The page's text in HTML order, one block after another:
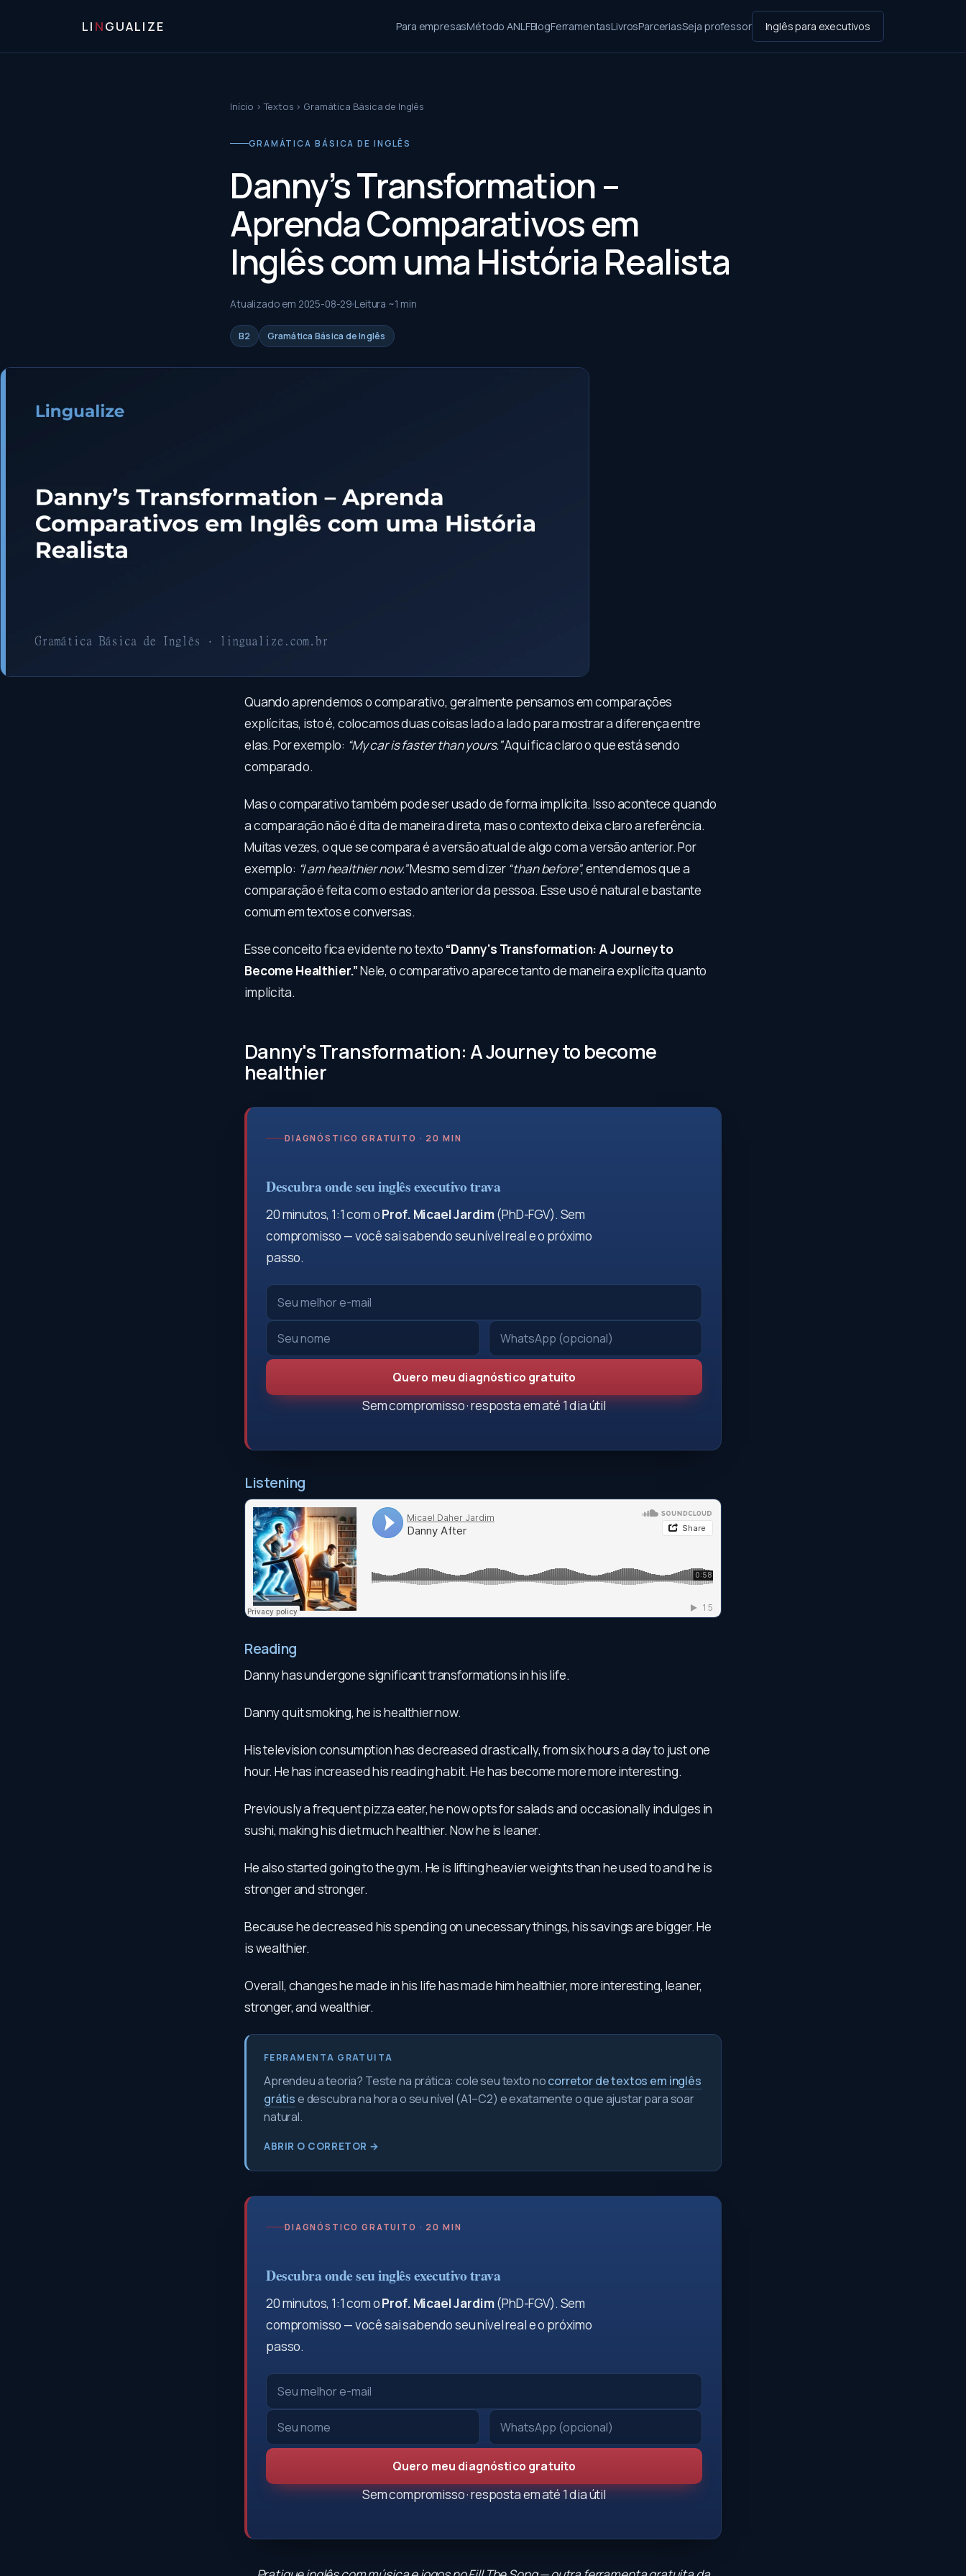
LI NGUALIZE Para empresasMétodo ANLFBlogFerramentasLivrosParceriasSeja professor Inglês para executivos
Início ›Textos › Gramática Básica de Inglês
GRAMÁTICA BÁSICA DE INGLÊS
Danny’s Transformation –
Aprenda Comparativos em
Inglês com uma História Realista
Atualizado em 2025-08-29 Leitura ~1 min
B2 Gramática Básica de Inglês
Quando aprendemos o comparativo, geralmente pensamos em comparações
explícitas, isto é, colocamos duas coisas lado a lado para mostrar a diferença entre
elas. Por exemplo: “My car is faster than yours.”Aqui fica claro o que está sendo
comparado.
Mas o comparativo também pode ser usado de forma implícita. Isso acontece quando
a comparação não é dita de maneira direta, mas o contexto deixa claro a referência.
Muitas vezes, o que se compara é a versão atual de algo com a versão anterior. Por
exemplo: “I am healthier now.”Mesmo sem dizer “than before”, entendemos que a
comparação é feita com o estado anterior da pessoa. Esse uso é natural e bastante
comum em textos e conversas.
Esse conceito fica evidente no texto “Danny's Transformation: A Journey to
Become Healthier.”Nele, o comparativo aparece tanto de maneira explícita quanto
implícita.
Danny's Transformation: A Journey to become
healthier
DIAGNÓSTICO GRATUITO · 20 MIN
Descubra onde seu inglês executivo trava
20 minutos, 1:1 com oProf. Micael Jardim(PhD-FGV). Sem
compromisso — você sai sabendo seu nível real e o próximo
passo.
Quero meu diagnóstico gratuito
Sem compromisso · resposta em até 1 dia útil
Listening
Reading
Danny has undergone significant transformations in his life.
Danny quit smoking, he is healthier now.
His television consumption has decreased drastically, from six hours a day to just one
hour. He has increased his reading habit. He has become more more interesting.
Previously a frequent pizza eater, he now opts for salads and occasionally indulges in
sushi, making his diet much healthier. Now he is leaner.
He also started going to the gym. He is lifting heavier weights than he used to and he is
stronger and stronger.
Because he decreased his spending on unecessary things, his savings are bigger. He
is wealthier.
Overall, changes he made in his life has made him healthier, more interesting, leaner,
stronger, and wealthier.
FERRAMENTA GRATUITA
Aprendeu a teoria? Teste na prática: cole seu texto nocorretor de textos em inglês
grátise descubra na hora o seu nível (A1–C2) e exatamente o que ajustar para soar
natural.
ABRIR O CORRETOR →
DIAGNÓSTICO GRATUITO · 20 MIN
Descubra onde seu inglês executivo trava
20 minutos, 1:1 com oProf. Micael Jardim(PhD-FGV). Sem
compromisso — você sai sabendo seu nível real e o próximo
passo.
Quero meu diagnóstico gratuito
Sem compromisso · resposta em até 1 dia útil